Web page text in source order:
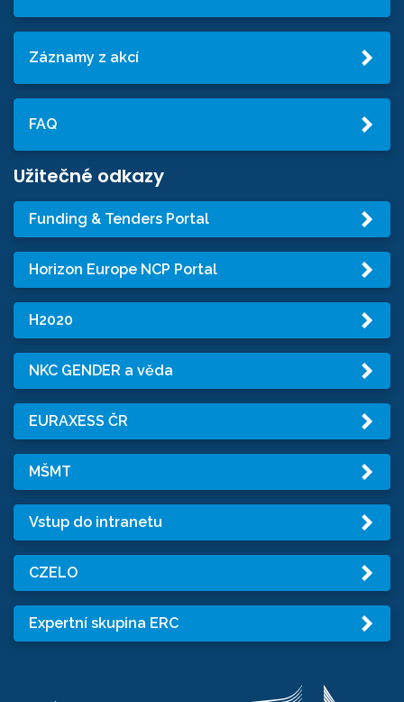
Záznamy z akcí
FAQ
Užitečné odkazy
Funding & Tenders Portal
Horizon Europe NCP Portal
H2020
NKC GENDER a věda
EURAXESS ČR
MŠMT
Vstup do intranetu
CZELO
Expertní skupina ERC